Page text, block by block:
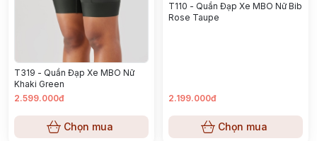
T319 - Quần Đạp Xe MBO Nữ
Khaki Green
2.599.000đ
Chọn mua
T110 - Quần Đạp Xe MBO Nữ Bib
Rose Taupe
2.199.000đ
Chọn mua